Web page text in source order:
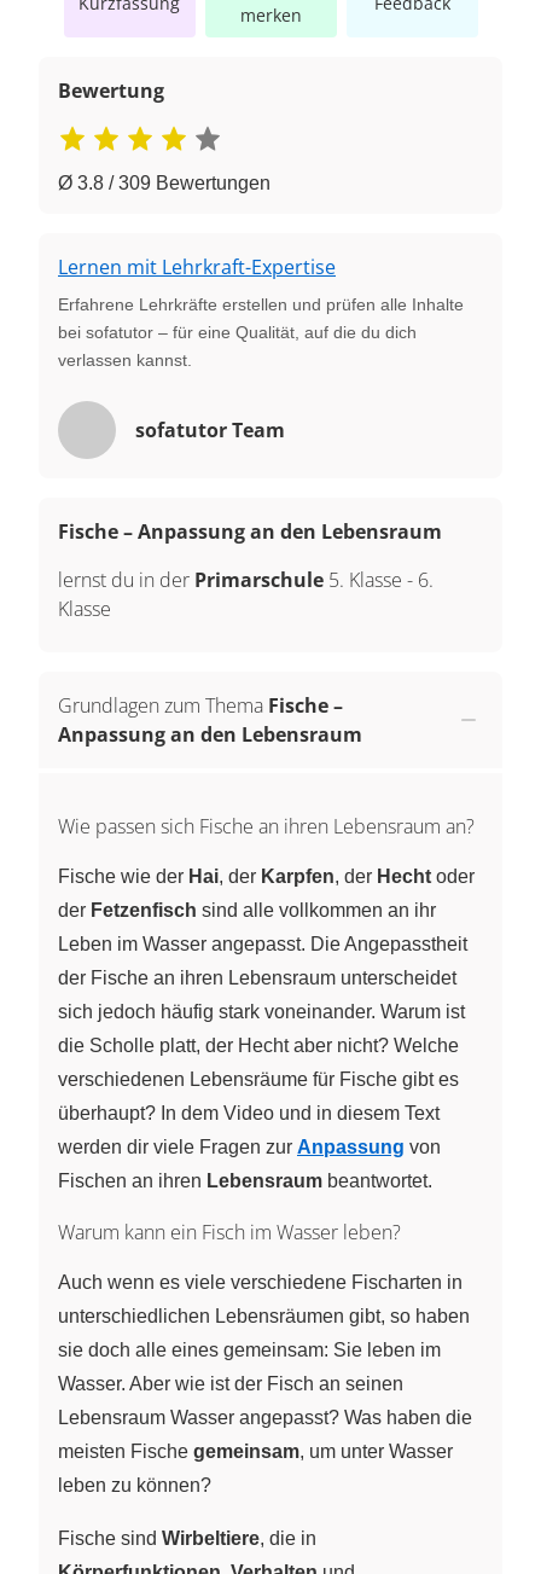
merken
Bewertung
Ø 3.8 / 309 Bewertungen
Lernen mit Lehrkraft-Expertise
Erfahrene Lehrkräfte erstellen und prüfen alle Inhalte
bei sofatutor – für eine Qualität, auf die du dich
verlassen kannst.
sofatutor Team
Fische – Anpassung an den Lebensraum
lernst du in der Primarschule 5. Klasse - 6.
Klasse
Grundlagen zum Thema Fische –
Anpassung an den Lebensraum
Wie passen sich Fische an ihren Lebensraum an?
Fische wie der Hai, der Karpfen, der Hecht oder
der Fetzenfisch sind alle vollkommen an ihr
Leben im Wasser angepasst. Die Angepasstheit
der Fische an ihren Lebensraum unterscheidet
sich jedoch häufig stark voneinander. Warum ist
die Scholle platt, der Hecht aber nicht? Welche
verschiedenen Lebensräume für Fische gibt es
überhaupt? In dem Video und in diesem Text
werden dir viele Fragen zur Anpassung von
Fischen an ihren Lebensraum beantwortet.
Warum kann ein Fisch im Wasser leben?
Auch wenn es viele verschiedene Fischarten in
unterschiedlichen Lebensräumen gibt, so haben
sie doch alle eines gemeinsam: Sie leben im
Wasser. Aber wie ist der Fisch an seinen
Lebensraum Wasser angepasst? Was haben die
meisten Fische gemeinsam, um unter Wasser
leben zu können?
Fische sind Wirbeltiere, die in